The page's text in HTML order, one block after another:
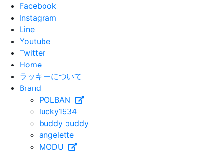
Facebook
Instagram
Line
Youtube
Twitter
Home
ラッキーについて
Brand
POLBAN
lucky1934
buddy buddy
angelette
MODU